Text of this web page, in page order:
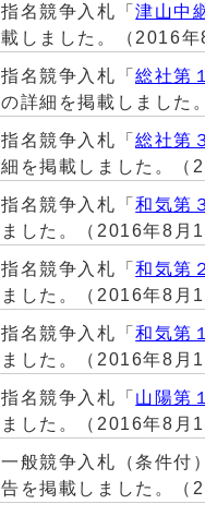
指名競争入札「津山中
載しました。（2016年
指名競争入札「総社第
の詳細を掲載しました
指名競争入札「総社第
細を掲載しました。（
指名競争入札「和気第
ました。（2016年8月
指名競争入札「和気第
ました。（2016年8月
指名競争入札「和気第
ました。（2016年8月
指名競争入札「 山陽第
ました。（2016年8月
一般競争入札（条件付
告を掲載しました。（